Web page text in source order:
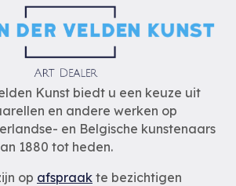
Kunst biedt u een keuze uit
en andere werken op
en Belgische kunstenaars
1880 tot heden.
op afspraak te bezichtigen